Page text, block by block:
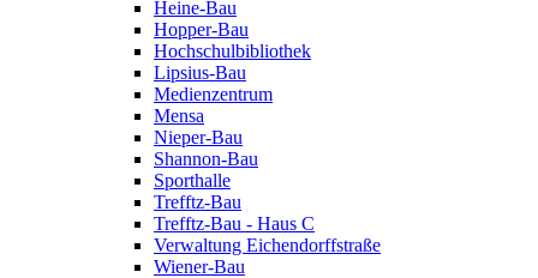
Heine-Bau
Hopper-Bau
Hochschulbibliothek
Lipsius-Bau
Medienzentrum
Mensa
Nieper-Bau
Shannon-Bau
Sporthalle
Trefftz-Bau
Trefftz-Bau - Haus C
Verwaltung Eichendorffstraße
Wiener-Bau